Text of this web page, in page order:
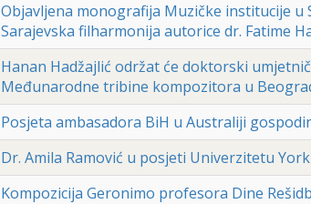
Objavljena monografija Muzičke institucije u
Sarajevska filharmonija autorice dr. Fatime
Hanan Hadžajlić održat će doktorski
Međunarodne tribine kompozitora u
Posjeta ambasadora BiH u Australiji
Dr. Amila Ramović u posjeti Univerzitetu
Kompozicija Geronimo profesora Dine